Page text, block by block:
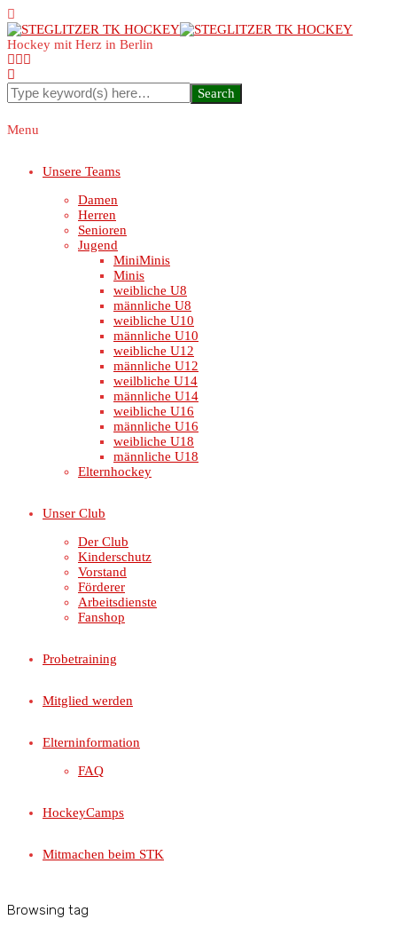
Hockey mit Herz in Berlin
Menu
Unsere Teams
Damen
Herren
Senioren
Jugend
MiniMinis
Minis
weibliche U8
männliche U8
weibliche U10
männliche U10
weibliche U12
männliche U12
weilbliche U14
männliche U14
weibliche U16
männliche U16
weibliche U18
männliche U18
Elternhockey
Unser Club
Der Club
Kinderschutz
Vorstand
Förderer
Arbeitsdienste
Fanshop
Probetraining
Mitglied werden
Elterninformation
FAQ
HockeyCamps
Mitmachen beim STK
Browsing tag